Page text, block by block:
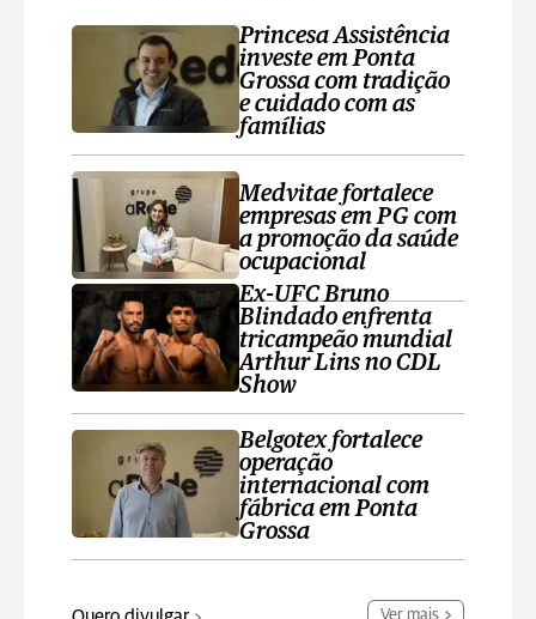
Princesa Assistência
investe em Ponta
Grossa com tradição
e cuidado com as
famílias
Medvitae fortalece
empresas em PG com
a promoção da saúde
ocupacional
Ex-UFC Bruno
Blindado enfrenta
tricampeão mundial
Arthur Lins no CDL
Show
Belgotex fortalece
operação
internacional com
fábrica em Ponta
Grossa
Ver mais